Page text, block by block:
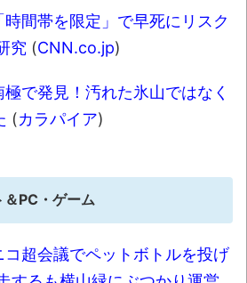
間帯を限定」で早死にリスク
究 (CNN.co.jp)
で発見！汚れた氷山ではなく
(カラパイア)
＆PC・ゲーム
超会議でペットボトルを投げ